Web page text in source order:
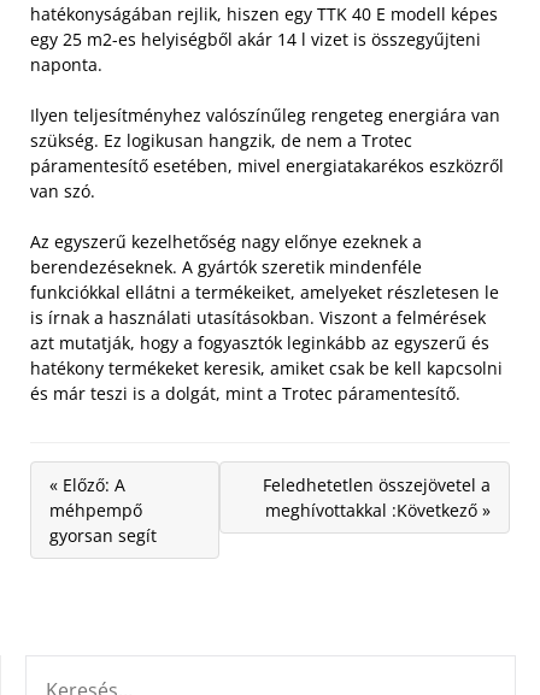
hatékonyságában rejlik, hiszen egy TTK 40 E modell képes
egy 25 m2-es helyiségből akár 14 l vizet is összegyűjteni
naponta.
Ilyen teljesítményhez valószínűleg rengeteg energiára van
szükség. Ez logikusan hangzik, de nem a Trotec
páramentesítő esetében, mivel energiatakarékos eszközről
van szó.
Az egyszerű kezelhetőség nagy előnye ezeknek a
berendezéseknek. A gyártók szeretik mindenféle
funkciókkal ellátni a termékeiket, amelyeket részletesen le
is írnak a használati utasításokban. Viszont a felmérések
azt mutatják, hogy a fogyasztók leginkább az egyszerű és
hatékony termékeket keresik, amiket csak be kell kapcsolni
és már teszi is a dolgát, mint a Trotec páramentesítő.
« Előző: A
méhpempő
gyorsan segít
Feledhetetlen összejövetel a
meghívottakkal :Következő »